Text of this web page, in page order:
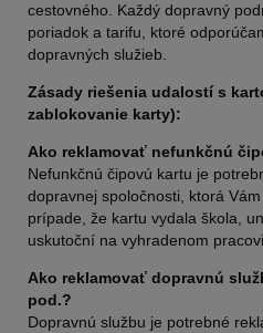
cestovného. Každý dopravný
poriadok a tarifu, ktoré
dopravných služieb.
Zásady riešenia udalostí s
zablokovanie karty):
Ako reklamovať nefunkčnú
Nefunkčnú čipovú kartu je
dopravnej spoločnosti, ktorá
prípade, že kartu vydala škola,
uskutoční na vyhradenom
Ako reklamovať dopravnú
pod.?
Dopravnú službu je potrebné